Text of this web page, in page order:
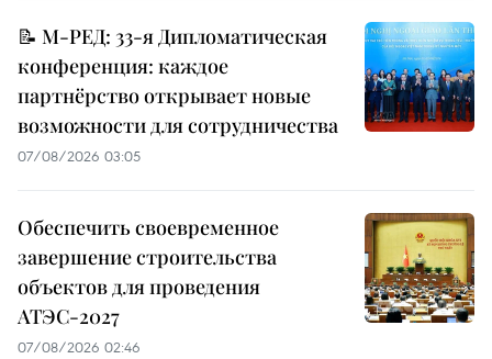
📝 М-РЕД: 33-я Дипломатическая
конференция: каждое
партнёрство открывает новые
возможности для сотрудничества
07/08/2026 03:05
Обеспечить своевременное
завершение строительства
объектов для проведения
АТЭС-2027
07/08/2026 02:46